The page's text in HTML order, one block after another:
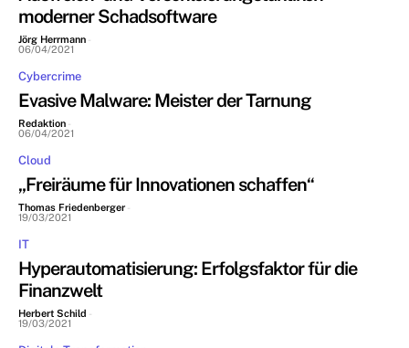
moderner Schadsoftware
Jörg Herrmann -
06/04/2021
Cybercrime
Evasive Malware: Meister der Tarnung
Redaktion -
06/04/2021
Cloud
„Freiräume für Innovationen schaffen“
Thomas Friedenberger -
19/03/2021
IT
Hyperautomatisierung: Erfolgsfaktor für die
Finanzwelt
Herbert Schild -
19/03/2021